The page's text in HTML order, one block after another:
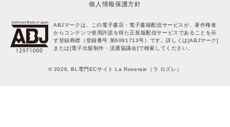
個人情報保護方針
ABJマークは、この電子書店・電子書籍配信サービスが、著作権者
からコンテンツ使用許諾を得た正規版配信サービスであることを示
す登録商標（登録番号 第6091713号）です。詳しくは[ABJマーク]
または[電子出版制作・流通協議会]で検索してください。
© 2026, BL専門ECサイト La Roseraie（ラ ロズレ）